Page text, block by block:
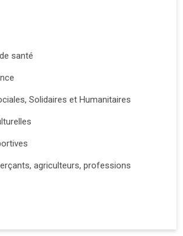
santé
Solidaires et Humanitaires
agriculteurs, professions